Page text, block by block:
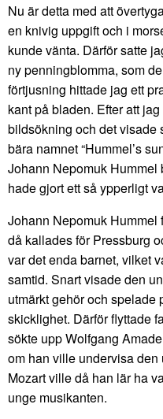
Nu är detta med att
en knivig uppgift och i
kunde vänta. Därför satte
ny penningblomma, som
förtjusning hittade jag ett
kant på bladen. Efter att
bildsökning och det visade
bära namnet “Hummel’s
Johann Nepomuk Hummel
hade gjort ett så ypperligt
Johann Nepomuk
då kallades för Pressburg
var det enda barnet, vilket
samtid. Snart visade den
utmärkt gehör och spelade
skicklighet. Därför flyttade
sökte upp Wolfgang
om han ville undervisa
Mozart ville då han lär ha
unge musikanten.